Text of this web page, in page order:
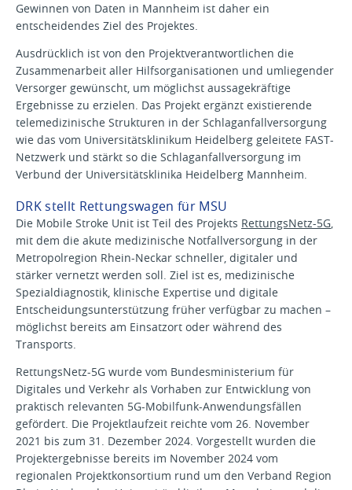
Gewinnen von Daten in Mannheim ist daher ein
entscheidendes Ziel des Projektes.
Ausdrücklich ist von den Projektverantwortlichen die
Zusammenarbeit aller Hilfsorganisationen und umliegender
Versorger gewünscht, um möglichst aussagekräftige
Ergebnisse zu erzielen. Das Projekt ergänzt existierende
telemedizinische Strukturen in der Schlaganfallversorgung
wie das vom Universitätsklinikum Heidelberg geleitete FAST-
Netzwerk und stärkt so die Schlaganfallversorgung im
Verbund der Universitätsklinika Heidelberg Mannheim.
DRK stellt Rettungswagen für MSU
Die Mobile Stroke Unit ist Teil des Projekts RettungsNetz-5G,
mit dem die akute medizinische Notfallversorgung in der
Metropolregion Rhein-Neckar schneller, digitaler und
stärker vernetzt werden soll. Ziel ist es, medizinische
Spezialdiagnostik, klinische Expertise und digitale
Entscheidungsunterstützung früher verfügbar zu machen –
möglichst bereits am Einsatzort oder während des
Transports.
RettungsNetz-5G wurde vom Bundesministerium für
Digitales und Verkehr als Vorhaben zur Entwicklung von
praktisch relevanten 5G-Mobilfunk-Anwendungsfällen
gefördert. Die Projektlaufzeit reichte vom 26. November
2021 bis zum 31. Dezember 2024. Vorgestellt wurden die
Projektergebnisse bereits im November 2024 vom
regionalen Projektkonsortium rund um den Verband Region